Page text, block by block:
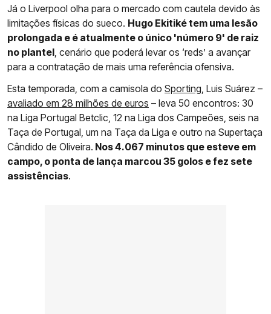
Já o Liverpool olha para o mercado com cautela devido às
limitações físicas do sueco. Hugo Ekitiké tem uma lesão
prolongada e é atualmente o único 'número 9' de raiz
no plantel, cenário que poderá levar os ‘reds’ a avançar
para a contratação de mais uma referência ofensiva.
Esta temporada, com a camisola do Sporting, Luis Suárez –
avaliado em 28 milhões de euros – leva 50 encontros: 30
na Liga Portugal Betclic, 12 na Liga dos Campeões, seis na
Taça de Portugal, um na Taça da Liga e outro na Supertaça
Cândido de Oliveira. Nos 4.067 minutos que esteve em
campo, o ponta de lança marcou 35 golos e fez sete
assistências.